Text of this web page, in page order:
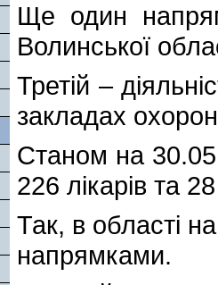
Ще один
Волинської
Третій –
закладах
Станом на
226 лікарів та
Так, в області
напрямками.